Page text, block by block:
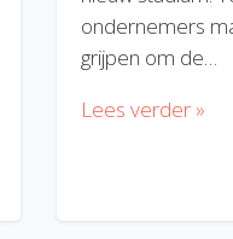
ondernemers
grijpen om de…
Lees verder »